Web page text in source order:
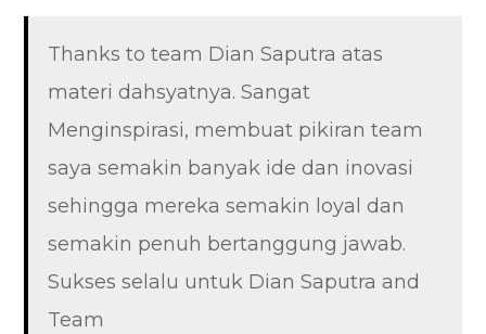
Thanks to team Dian Saputra atas
materi dahsyatnya. Sangat
Menginspirasi, membuat pikiran team
saya semakin banyak ide dan inovasi
sehingga mereka semakin loyal dan
semakin penuh bertanggung jawab.
Sukses selalu untuk Dian Saputra and
Team